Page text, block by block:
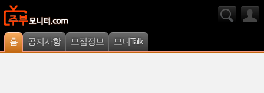
홈 공지사항 모집정보 모니Talk